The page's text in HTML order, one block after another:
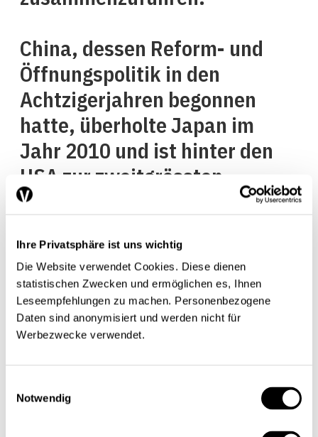
Ihre Privatsphäre ist uns wichtig
Die Website verwendet Cookies. Diese dienen
statistischen Zwecken und ermöglichen es, Ihnen
Leseempfehlungen zu machen. Personenbezogene
Daten sind anonymisiert und werden nicht für
Werbezwecke verwendet.
Notwendig
China, dessen Reform- und
Öffnungspolitik in den
Achtzigerjahren begonnen
hatte, überholte Japan im
Jahr 2010 und ist hinter den
USA zur zweitgrössten
Volkswirtschaft der Welt
internationalen Finanzbereich
strebt China eine
Führungsrolle an: Im IWF ist
das Land inzwischen der
Präsidentschaft vor zwei